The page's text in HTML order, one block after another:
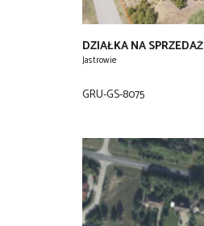
DZIAŁKA NA SPRZEDAŻ
Jastrowie
GRU-GS-8075